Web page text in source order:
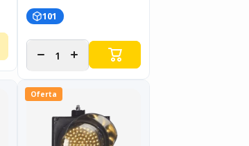
101
Disminuir
cantidad
Aumentar
cantidad
para
Oferta